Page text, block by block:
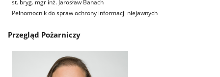
st. bryg. mgr inż. Jarosław Banach
Pełnomocnik do spraw ochrony informacji niejawnych
Przegląd Pożarniczy